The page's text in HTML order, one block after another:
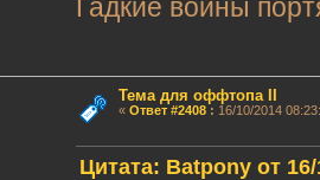
Гадкие войны
Тема для оффтопа II
« Ответ #2408: 16/10/2014
Цитата: Batpony от